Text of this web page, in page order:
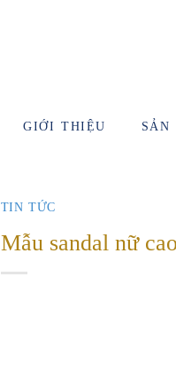
GIỚI THIỆU SẢN
TIN TỨC
Mẫu sandal nữ